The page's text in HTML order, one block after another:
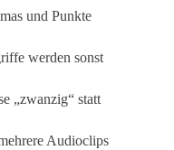
und Punkte
werden sonst
„zwanzig“ statt
Audioclips